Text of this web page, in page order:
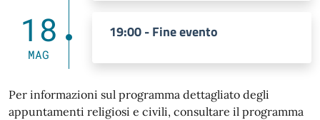
18
MAG
19:00 - Fine evento
Per informazioni sul programma dettagliato degli
appuntamenti religiosi e civili, consultare il programma